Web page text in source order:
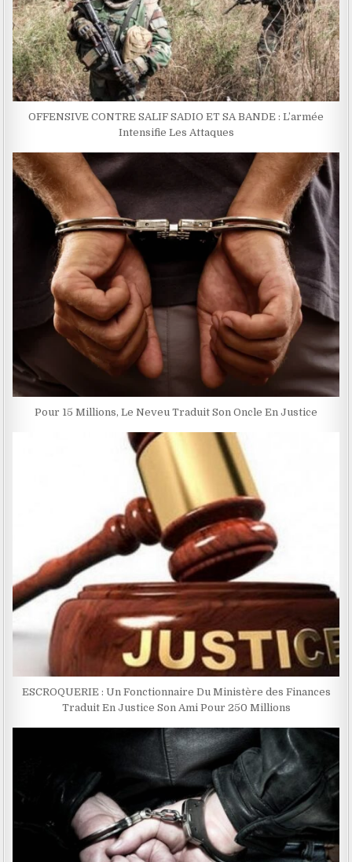
OFFENSIVE CONTRE SALIF SADIO ET SA BANDE : L’armée
Intensifie Les Attaques
Pour 15 Millions, Le Neveu Traduit Son Oncle En Justice
ESCROQUERIE : Un Fonctionnaire Du Ministère des Finances
Traduit En Justice Son Ami Pour 250 Millions